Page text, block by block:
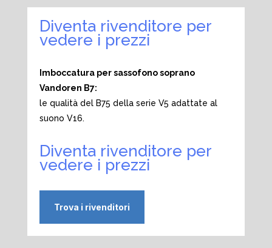
Diventa rivenditore per
vedere i prezzi
Imboccatura per sassofono soprano
Vandoren B7:
le qualità del B75 della serie V5 adattate al
suono V16.
Diventa rivenditore per
vedere i prezzi
Trova i rivenditori